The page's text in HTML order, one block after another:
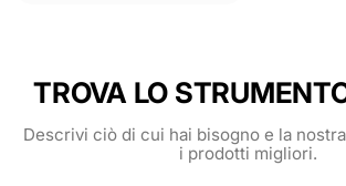
TROVA LO
Descrivi ciò di cui hai bisogno e la
i prodotti migliori.